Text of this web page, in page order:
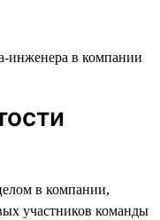
в компании,
участников команды